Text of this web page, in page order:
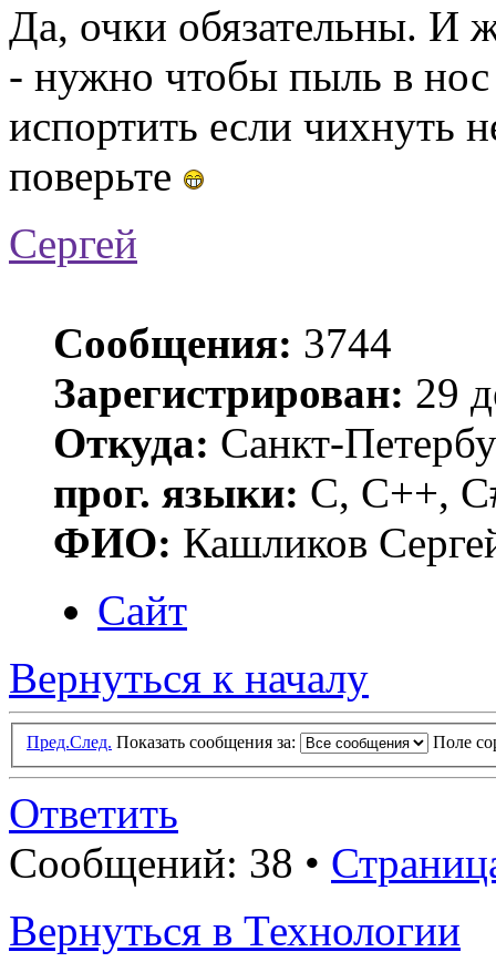
Да, очки обязательны. И
- нужно чтобы пыль в
испортить если чихнуть
поверьте
Сергей
Сообщения: 3744
Зарегистрирован: 29
Откуда: Санкт-
прог. языки: C, C++,
ФИО: Кашликов
Сайт
Вернуться к началу
Пред.След. Показать сообщения за: Поле
Ответить
Сообщений: 38 •
Вернуться в Технологии